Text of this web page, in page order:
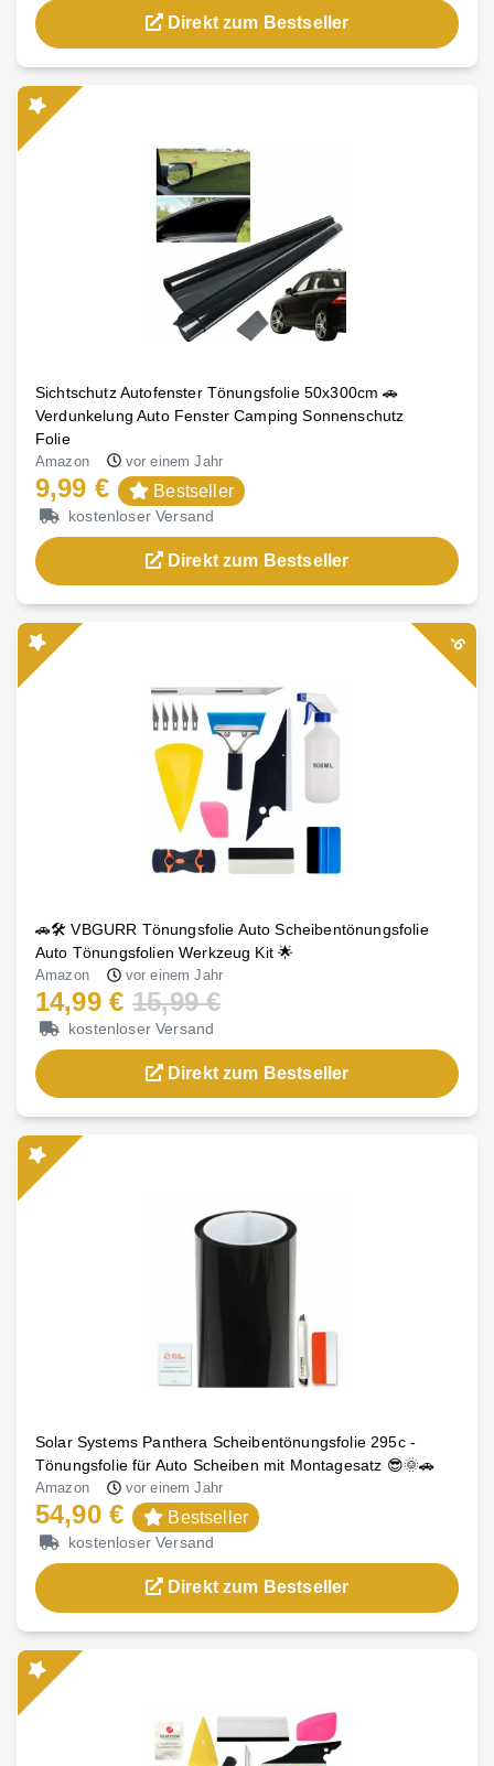
Direkt zum Bestseller
Sichtschutz Autofenster Tönungsfolie 50x300cm 🚗
Verdunkelung Auto Fenster Camping Sonnenschutz
Folie
Amazon vor einem Jahr
9,99 € Bestseller
kostenloser Versand
Direkt zum Bestseller
🚗🛠️ VBGURR Tönungsfolie Auto Scheibentönungsfolie
Auto Tönungsfolien Werkzeug Kit 🌟
Amazon vor einem Jahr
14,99 € 15,99 €
kostenloser Versand
Direkt zum Bestseller
-6
Solar Systems Panthera Scheibentönungsfolie 295c -
Tönungsfolie für Auto Scheiben mit Montagesatz 😎🌞🚗
Amazon vor einem Jahr
54,90 € Bestseller
kostenloser Versand
Direkt zum Bestseller